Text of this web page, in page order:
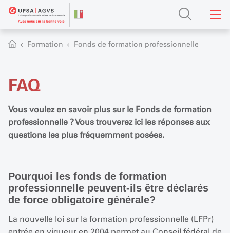
Formation Fonds de formation professionnelle
FAQ
Vous voulez en savoir plus sur le Fonds de formation
professionnelle ? Vous trouverez ici les réponses aux
questions les plus fréquemment posées.
Pourquoi les fonds de formation
professionnelle peuvent-ils être déclarés
de force obligatoire générale?
La nouvelle loi sur la formation professionnelle (LFPr)